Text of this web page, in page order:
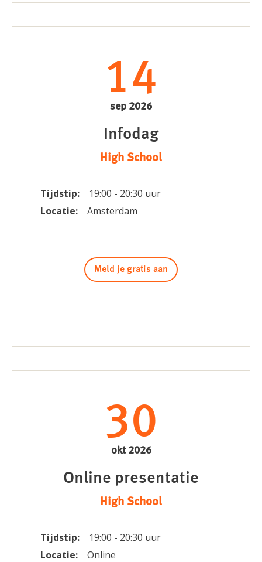
14
sep 2026
Infodag
High School
Tijdstip:
19:00 - 20:30 uur
Locatie:
Amsterdam
Meld je gratis aan
30
okt 2026
Online presentatie
High School
Tijdstip:
19:00 - 20:30 uur
Locatie:
Online